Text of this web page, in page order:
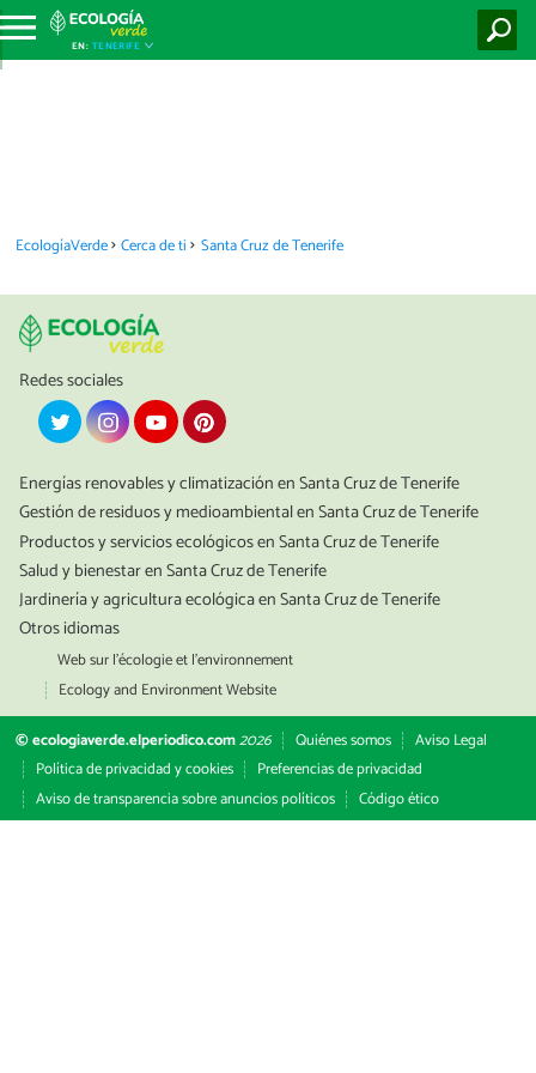
EN: TENERIFE
EcologíaVerde Cerca de ti Santa Cruz de Tenerife
Redes sociales
Energías renovables y climatización en Santa Cruz de Tenerife
Gestión de residuos y medioambiental en Santa Cruz de Tenerife
Productos y servicios ecológicos en Santa Cruz de Tenerife
Salud y bienestar en Santa Cruz de Tenerife
Jardinería y agricultura ecológica en Santa Cruz de Tenerife
Otros idiomas
Web sur l’écologie et l’environnement
Ecology and Environment Website
© ecologiaverde.elperiodico.com2026 Quiénes somos
Aviso Legal
Política de privacidad y cookies
Preferencias de privacidad
Aviso de transparencia sobre anuncios políticos
Código ético